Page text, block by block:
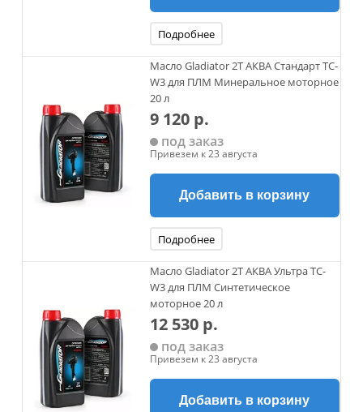
Подробнее
Масло Gladiator 2Т АКВА Стандарт TC-
W3 для ПЛМ Минеральное моторное
20 л
9 120 р.
под заказ
Привезем к 23 августа
Добавить в корзину
Подробнее
Масло Gladiator 2Т АКВА Ультра TC-
W3 для ПЛМ Синтетическое
моторное 20 л
12 530 р.
под заказ
Привезем к 23 августа
Добавить в корзину